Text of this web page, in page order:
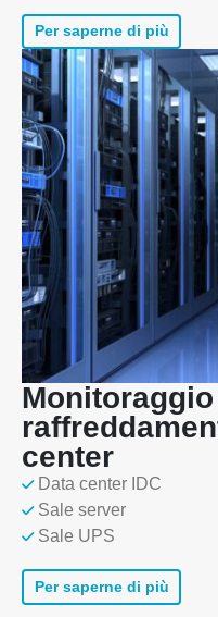
Per saperne di più
center
Data center IDC
Sale server
Sale UPS
Per saperne di più